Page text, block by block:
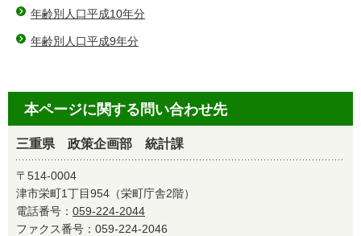
年齢別人口平成10年分
年齢別人口平成9年分
本ページに関する問い合わせ先
三重県 政策企画部 統計課
〒514-0004
津市栄町1丁目954（栄町庁舎2階）
電話番号： 059-224-2044
ファクス番号：059-224-2046